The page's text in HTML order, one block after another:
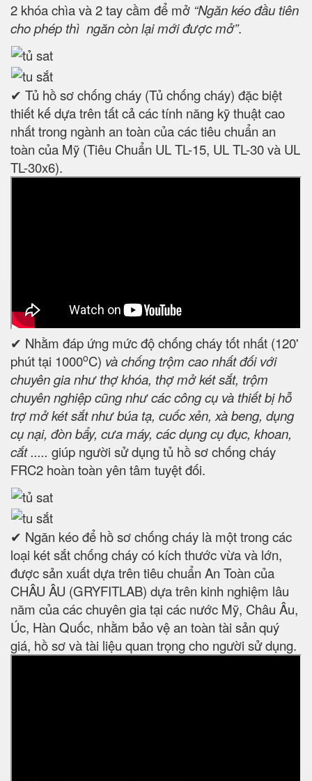
2 khóa chìa và 2 tay cầm để mở “Ngăn kéo đầu tiên
cho phép thì ngăn còn lại mới được mở”.
✔ Tủ hồ sơ chống cháy (Tủ chống cháy) đặc biệt
thiết kế dựa trên tất cả các tính năng kỹ thuật cao
nhất trong ngành an toàn của các tiêu chuẩn an
toàn của Mỹ (Tiêu Chuẩn UL TL-15, UL TL-30 và UL
TL-30x6).
✔ Nhằm đáp ứng mức độ chống cháy tốt nhất (120'
phút tại 1000oC) và chống trộm cao nhất đối với
chuyên gia như thợ khóa, thợ mở két sắt, trộm
chuyên nghiệp cũng như các công cụ và thiết bị hỗ
trợ mở két sắt như búa tạ, cuốc xẻn, xà beng, dụng
cụ nại, đòn bẩy, cưa máy, các dụng cụ đục, khoan,
cắt ..... giúp người sử dụng tủ hồ sơ chống cháy
FRC2 hoàn toàn yên tâm tuyệt đối.
✔ Ngăn kéo để hồ sơ chống cháy là một trong các
loại két sắt chống cháy có kích thước vừa và lớn,
được sản xuất dựa trên tiêu chuẩn An Toàn của
CHÂU ÂU (GRYFITLAB) dựa trên kinh nghiệm lâu
năm của các chuyên gia tại các nước Mỹ, Châu Âu,
Úc, Hàn Quốc, nhằm bảo vệ an toàn tài sản quý
giá, hồ sơ và tài liệu quan trọng cho người sử dụng.